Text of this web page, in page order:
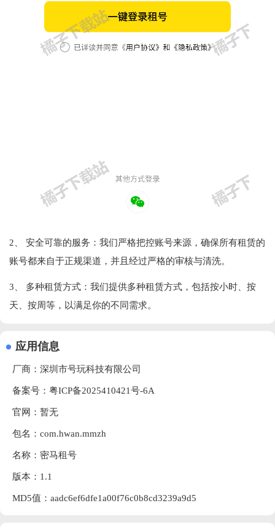
2、 安全可靠的服务：我们严格把控账号来源，确保所有租赁的
账号都来自于正规渠道，并且经过严格的审核与清洗。
3、 多种租赁方式：我们提供多种租赁方式，包括按小时、按
天、按周等，以满足你的不同需求。
应用信息
厂商： 深圳市号玩科技有限公司
备案号：粤ICP备2025410421号-6A
官网：暂无
包名：com.hwan.mmzh
名称：密马租号
版本：1.1
MD5值：aadc6ef6dfe1a00f76c0b8cd3239a9d5